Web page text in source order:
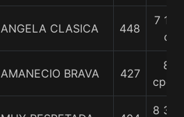
ANGELA CLASICA 448
7 1/2
c
AMANECIO BRAVA 427
8
cpos.
8 3/4